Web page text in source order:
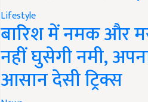
Lifestyle
बारिश में नमक और
नहीं घुसेगी नमी,
आसान देसी ट्रिक्स